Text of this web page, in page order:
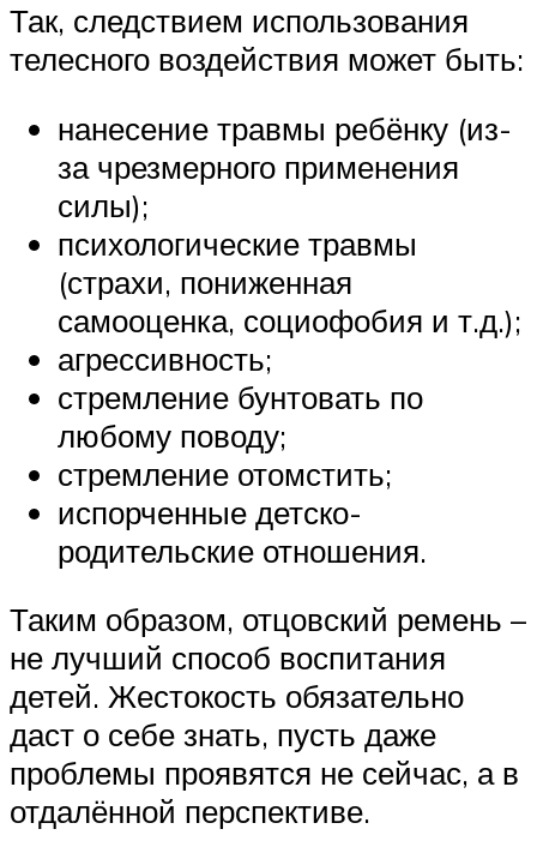
Так, следствием использования
телесного воздействия может быть:
нанесение травмы ребёнку (из-
за чрезмерного применения
силы);
психологические травмы
(страхи, пониженная
самооценка, социофобия и т.д.);
агрессивность;
стремление бунтовать по
любому поводу;
стремление отомстить;
испорченные детско-
родительские отношения.
Таким образом, отцовский ремень –
не лучший способ воспитания
детей. Жестокость обязательно
даст о себе знать, пусть даже
проблемы проявятся не сейчас, а в
отдалённой перспективе.